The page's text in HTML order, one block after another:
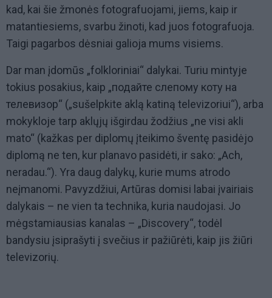
kad, kai šie žmonės fotografuojami, jiems, kaip ir
matantiesiems, svarbu žinoti, kad juos fotografuoja.
Taigi pagarbos dėsniai galioja mums visiems.
Dar man įdomūs „folkloriniai“ dalykai. Turiu mintyje
tokius posakius, kaip „подайте слепому коту на
телевизор“ („sušelpkite aklą katiną televizoriui“), arba
mokykloje tarp aklųjų išgirdau žodžius „ne visi akli
mato“ (kažkas per diplomų įteikimo šventę pasidėjo
diplomą ne ten, kur planavo pasidėti, ir sako: „Ach,
neradau.“). Yra daug dalykų, kurie mums atrodo
neįmanomi. Pavyzdžiui, Artūras domisi labai įvairiais
dalykais – ne vien ta technika, kuria naudojasi. Jo
mėgstamiausias kanalas – „Discovery“, todėl
bandysiu įsiprašyti į svečius ir pažiūrėti, kaip jis žiūri
televizorių.